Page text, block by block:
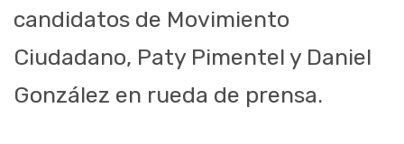
candidatos de Movimiento
Ciudadano, Paty Pimentel y Daniel
González en rueda de prensa.